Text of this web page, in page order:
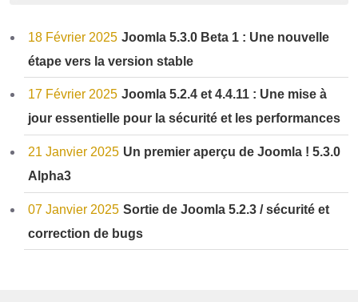
18 Février 2025 Joomla 5.3.0 Beta 1 : Une nouvelle
étape vers la version stable
17 Février 2025 Joomla 5.2.4 et 4.4.11 : Une mise à
jour essentielle pour la sécurité et les performances
21 Janvier 2025 Un premier aperçu de Joomla ! 5.3.0
Alpha3
07 Janvier 2025 Sortie de Joomla 5.2.3 / sécurité et
correction de bugs